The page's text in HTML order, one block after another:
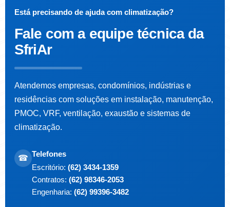
Está precisando de ajuda com climatização?
Fale com a equipe técnica da
SfriAr
Atendemos empresas, condomínios, indústrias e
residências com soluções em instalação, manutenção,
PMOC, VRF, ventilação, exaustão e sistemas de
climatização.
☎ Telefones
Escritório: (62) 3434-1359
Contratos: (62) 98346-2053
Engenharia: (62) 99396-3482